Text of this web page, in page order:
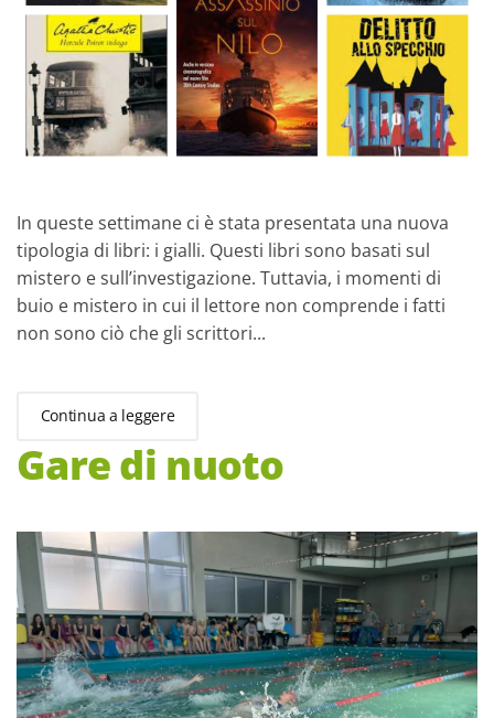
In queste settimane ci è stata presentata una nuova
tipologia di libri: i gialli. Questi libri sono basati sul
mistero e sull’investigazione. Tuttavia, i momenti di
buio e mistero in cui il lettore non comprende i fatti
non sono ciò che gli scrittori...
Continua a leggere
Gare di nuoto